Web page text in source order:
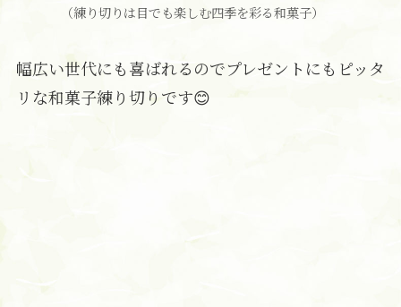
（練り切りは目でも楽しむ四季を彩る和菓子）
幅広い世代にも喜ばれるのでプレゼントにもピッタ
リな和菓子練り切りです😊